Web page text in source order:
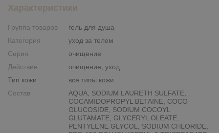
Характеристики
Группа товаров
гель для душа
Категория
уход за телом
Серия
очищение
Действие
очищение, уход
Тип кожи
все типы кожи
Состав
AQUA, SODIUM LAURETH SULFATE,
COCAMIDOPROPYL BETAINE, COCO
GLUCOSIDE, SODIUM COCOYL
GLUTAMATE, GLYCERYL OLEATE,
PENTYLENE GLYCOL, SODIUM CHLORIDE,